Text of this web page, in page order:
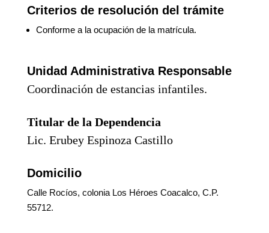
Criterios de resolución del trámite
Conforme a la ocupación de la matrícula.
Unidad Administrativa Responsable
Coordinación de estancias infantiles.
Titular de la Dependencia
Lic. Erubey Espinoza Castillo
Domicilio
Calle Rocíos, colonia Los Héroes Coacalco, C.P.
55712.